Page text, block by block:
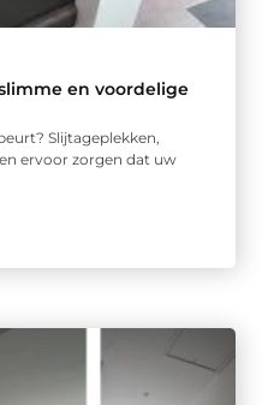
en voordelige
Slijtageplekken,
ervoor zorgen dat uw